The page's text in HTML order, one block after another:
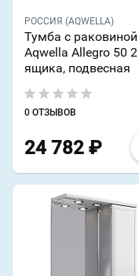
РОССИЯ (AQWELLA)
Тумба с раковиной
Aqwella Allegro 50 2
ящика, подвесная
0 ОТЗЫВОВ
24 782 ₽